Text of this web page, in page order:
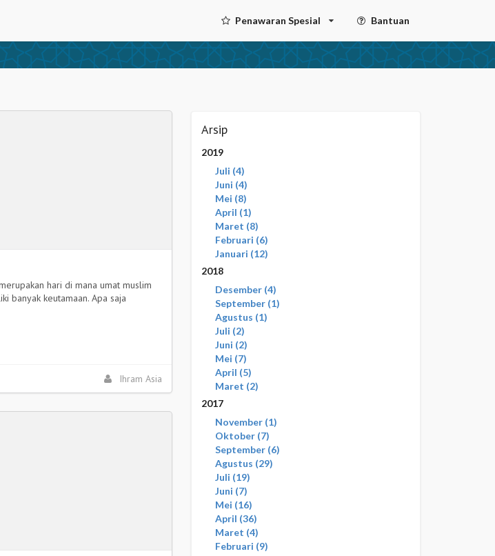
Penawaran Spesial Bantuan
hari di mana umat muslim
banyak keutamaan. Apa saja
Ihram Asia
Arsip
2019
Juli 4
Juni 4
Mei 8
April 1
Maret 8
Februari 6
Januari 12
2018
Desember 4
September 1
Agustus 1
Juli 2
Juni 2
Mei 7
April 5
Maret 2
2017
November 1
Oktober 7
September 6
Agustus 29
Juli 19
Juni 7
Mei 16
April 36
Maret 4
Februari 9